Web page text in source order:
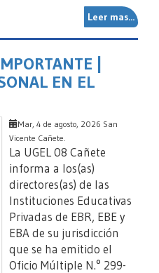
Leer mas...
|
EN EL
Mar, 4 de agosto, 2026 San
Vicente Cañete.
La UGEL 08 Cañete
informa a los(as)
directores(as) de las
Instituciones Educativas
Privadas de EBR, EBE y
EBA de su jurisdicción
que se ha emitido el
Oficio Múltiple N.° 299-